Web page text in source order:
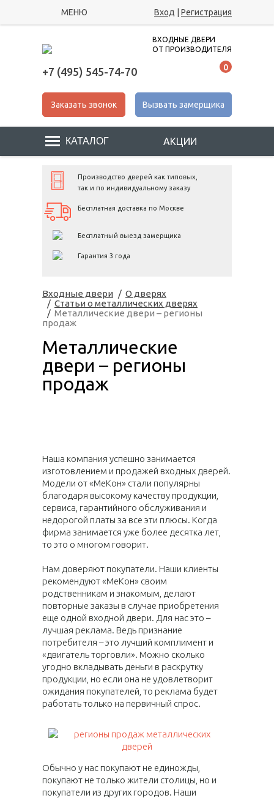
МЕНЮ Вход Регистрация
ВХОДНЫЕ ДВЕРИ
ОТ ПРОИЗВОДИТЕЛЯ
+7 (495) 545-74-70
Вызвать замерщика
Заказать звонок
0
АКЦИИ
Производство дверей как типовых,
так и по индивидуальному заказу
Бесплатная доставка по Москве
Бесплатный выезд замерщика
Гарантия 3 года
Входные двери
О дверях
Статьи о металлических дверях
Металлические двери – регионы
продаж
Металлические
двери – регионы
продаж
Наша компания успешно занимается
изготовлением и продажей входных дверей.
Модели от «МеКон» стали популярны
благодаря высокому качеству продукции,
сервиса, гарантийного обслуживания и
недорогой платы за все эти плюсы. Когда
фирма занимается уже более десятка лет,
то это о многом говорит.
Нам доверяют покупатели. Наши клиенты
рекомендуют «МеКон» своим
родственникам и знакомым, делают
повторные заказы в случае приобретения
еще одной входной двери. Для нас это –
лучшая реклама. Ведь признание
потребителя – это лучший комплимент и
«двигатель торговли». Можно сколько
угодно вкладывать деньги в раскрутку
продукции, но если она не удовлетворит
ожидания покупателей, то реклама будет
работать только на первичный спрос.
Обычно у нас покупают не единожды,
покупают не только жители столицы, но и
покупатели из других городов. Наши